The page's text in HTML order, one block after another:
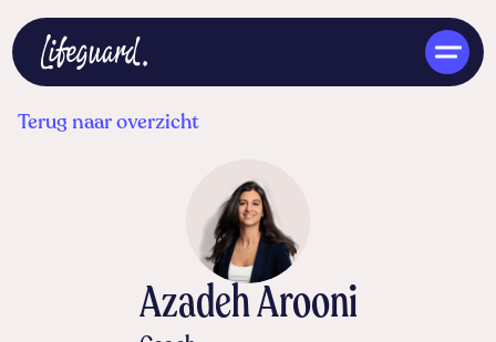
Terug naar overzicht
Azadeh Arooni